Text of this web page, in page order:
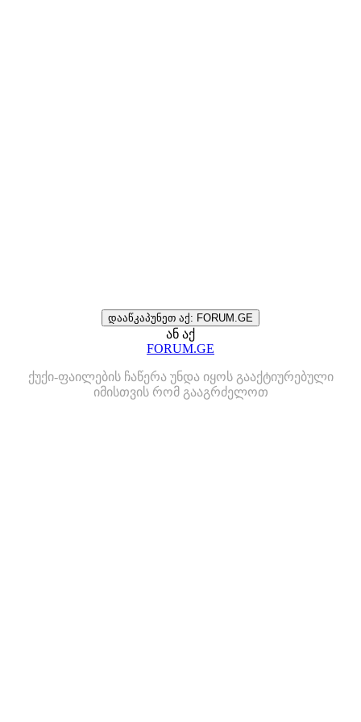
დააწკაპუნეთ აქ: FORUM.GE
ან აქ
FORUM.GE
ქუქი-ფაილების ჩაწერა უნდა იყოს გააქტიურებული
იმისთვის რომ გააგრძელოთ